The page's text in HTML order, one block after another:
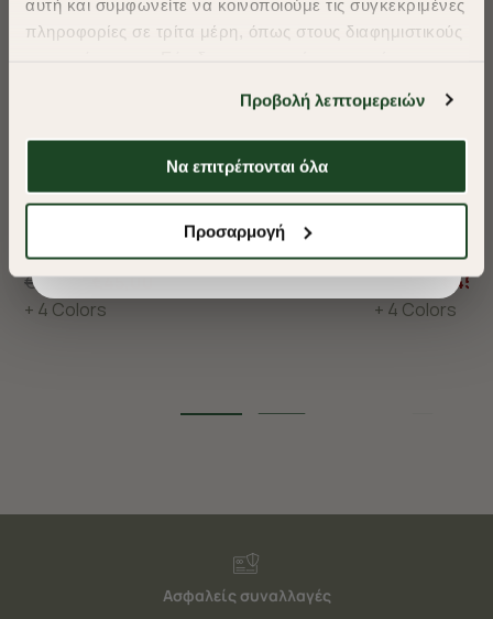
αυτή και συμφωνείτε να κοινοποιούμε τις συγκεκριμένες
πληροφορίες σε τρίτα μέρη, όπως στους διαφημιστικούς
απαιτούμενα cookies» και θα περιοριστούμε
στα cookies και τις τεχνολογίες που είναι απολύτως
απαραίτητα για την ασφαλή απόδοση και
λειτουργικότητα της ιστοσελίδας μας. Ωστόσο, λάβετε
θα μπορούμε να συλλέξουμε πληροφορίες που θα
προσφέρουμε εξατομικευμένες υπηρεσίες και
διαφημίσεις. Για να προσαρμόσετε τις επιλογές σας ή
Προβολή λεπτομερειών
Να επιτρέπονται όλα
Προσαρμογή
ΠΟΥΚΑΜΙΣΟ FIL A FIL REGULAR FIT
€75,00 €45,00
+ 4 Colors
€75,00
+ 4 Colors
Ασφαλείς συναλλαγές
SUMMER SALE
Shop Now